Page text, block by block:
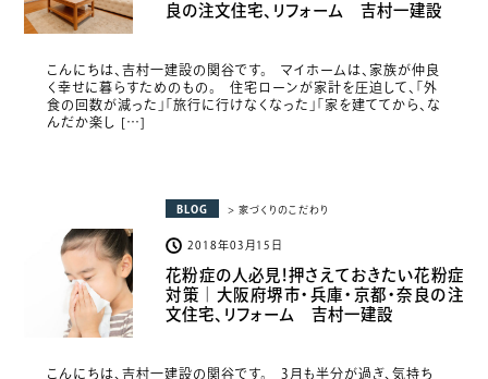
良の注文住宅、リフォーム 吉村一建設
こんにちは、吉村一建設の関谷です。 マイホームは、家族が仲良
く幸せに暮らすためのもの。 住宅ローンが家計を圧迫して、「外
食の回数が減った」「旅行に行けなくなった」「家を建ててから、な
んだか楽し […]
BLOG > 家づくりのこだわり
2018年03月15日
花粉症の人必見！押さえておきたい花粉症
対策｜大阪府堺市・兵庫・京都・奈良の注
文住宅、リフォーム 吉村一建設
こんにちは、吉村一建設の関谷です。 3月も半分が過ぎ、気持ち